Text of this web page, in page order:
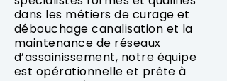
dans les métiers de curage et
débouchage canalisation et la
maintenance de réseaux
d’assainissement, notre équipe
est opérationnelle et prête à